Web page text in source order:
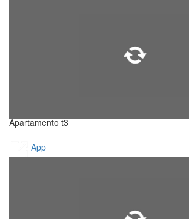
Apartamento t3
App